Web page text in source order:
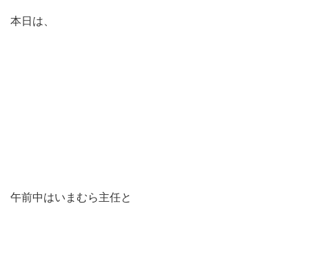
本日は、
午前中はいまむら主任と